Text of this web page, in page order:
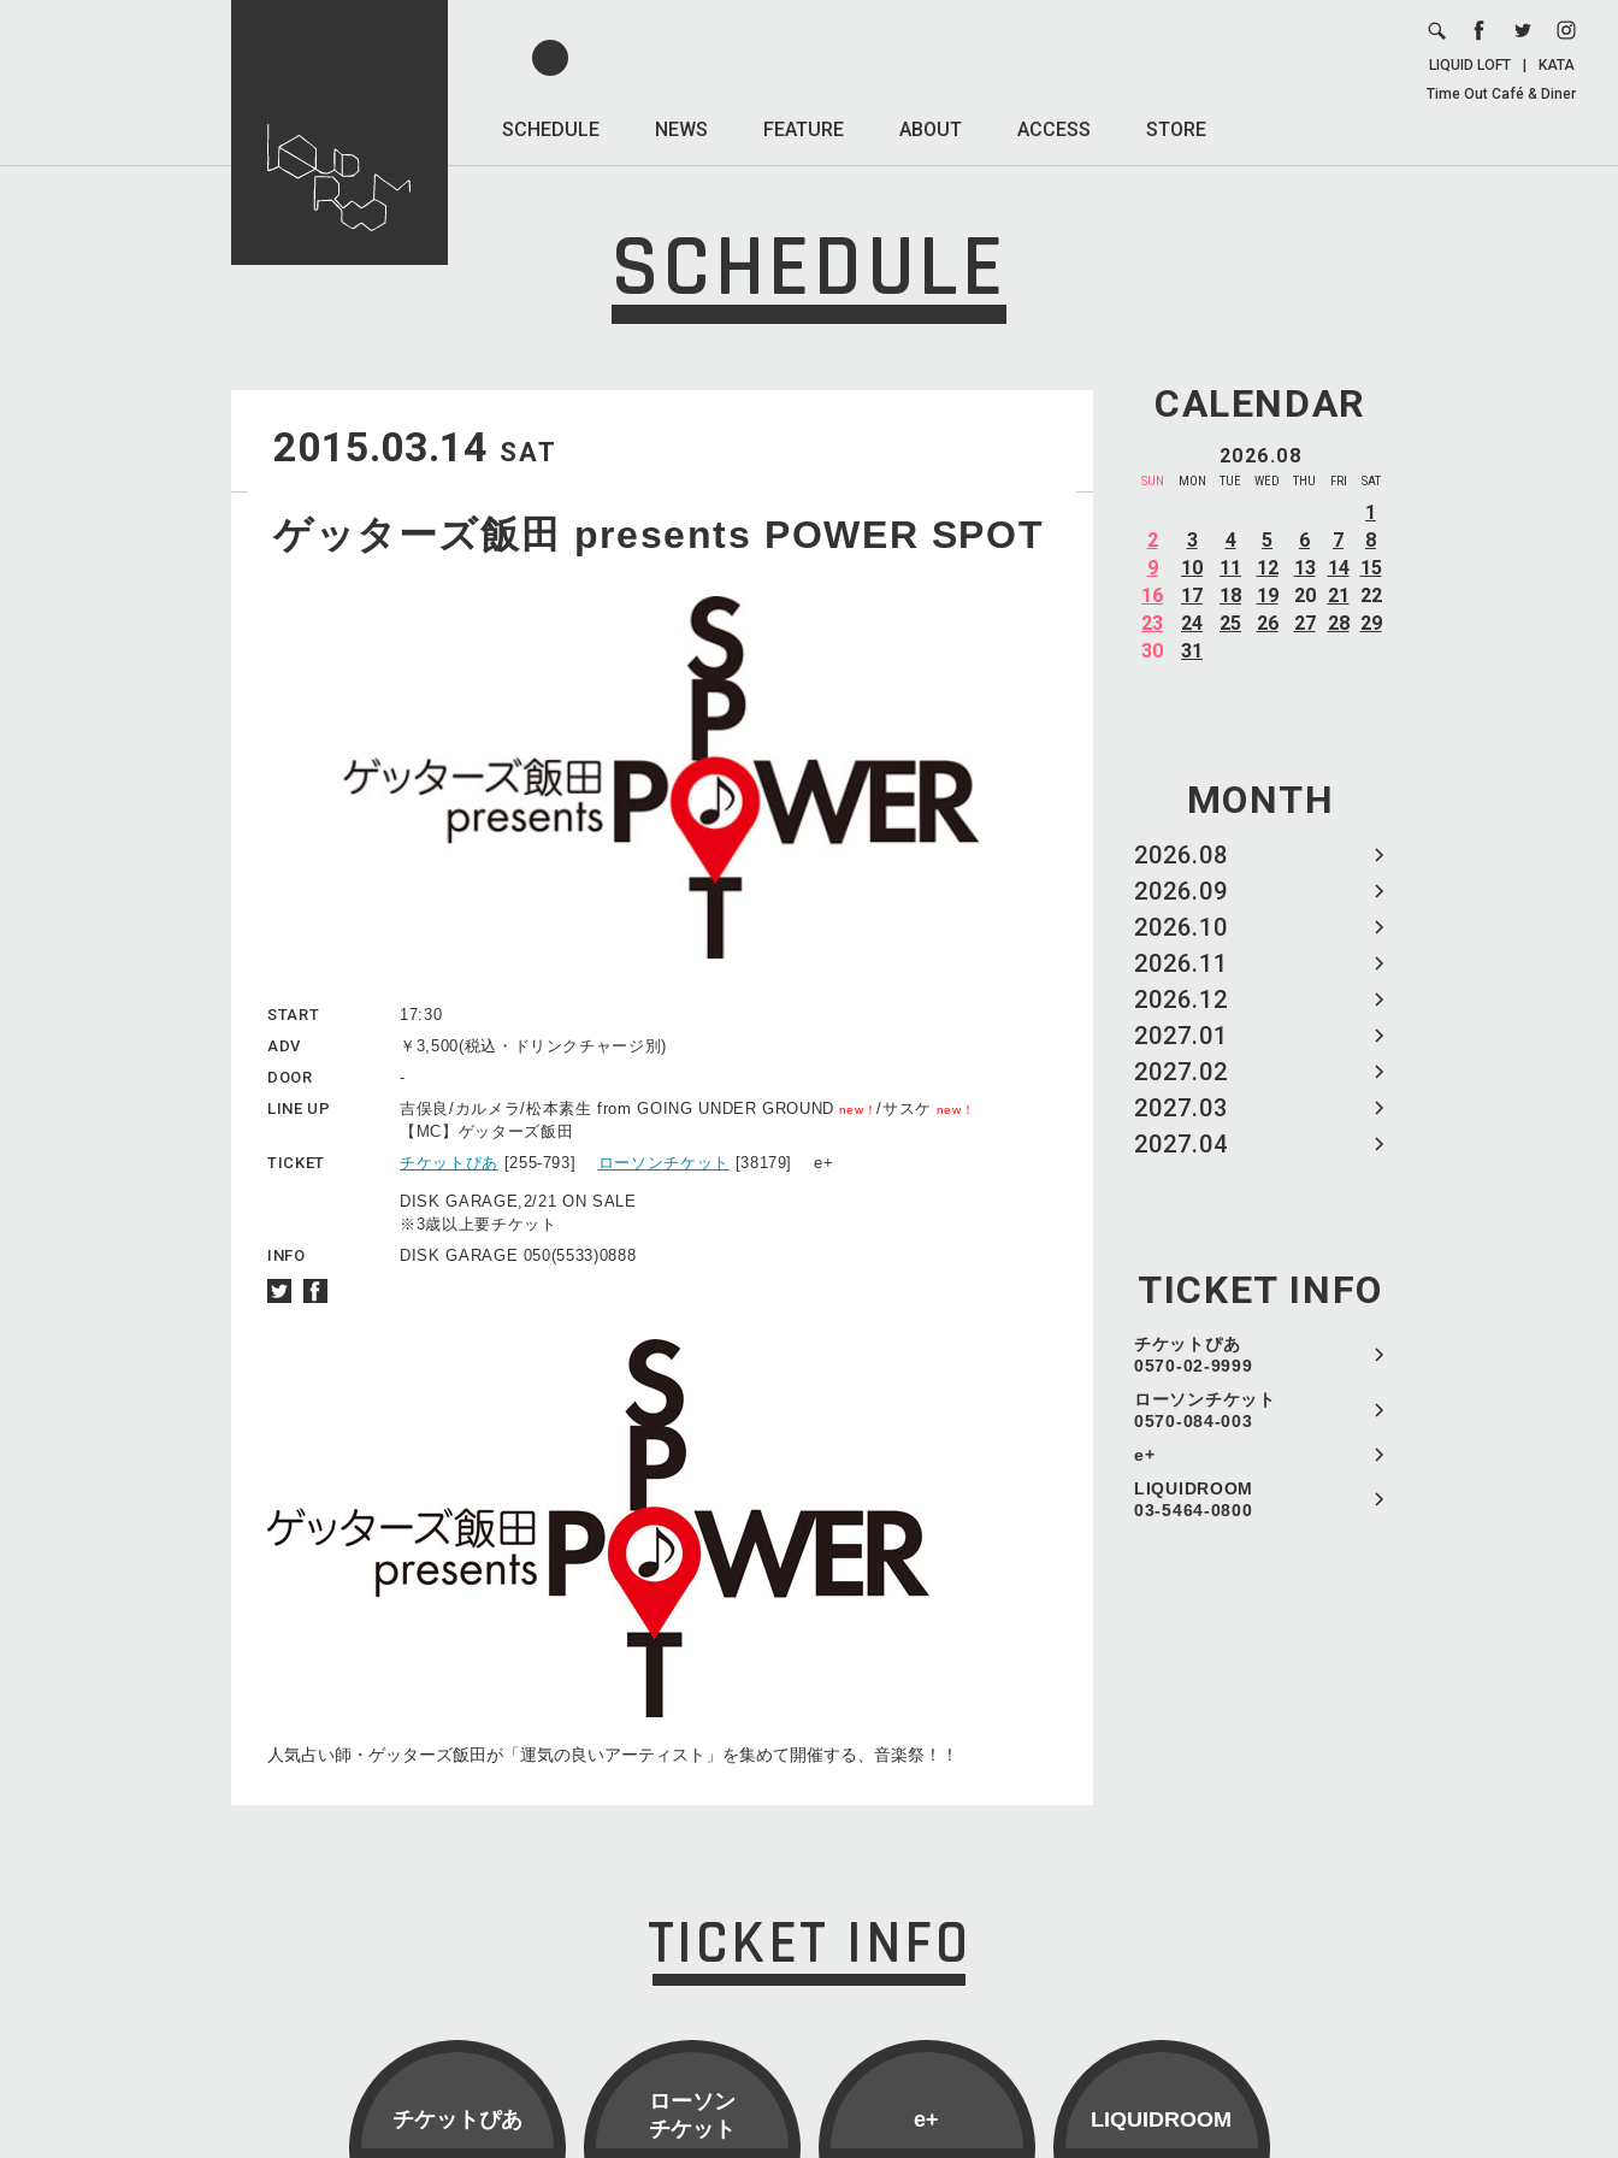
SCHEDULE NEWS FEATURE ABOUT ACCESS STORE
LIQUID LOFT
KATA
Time Out Café & Diner
SCHEDULE
CALENDAR
2026.08
SUN MON TUE WED THU FRI SAT
1
2
3 4 5 6 7
8
9
10 11 12 13 14 15
16
17 18 19 20 21
22
23
24 25 26 27 28 29
30
31
MONTH
2026.08
2026.09
2026.10
2026.11
2026.12
2027.01
2027.02
2027.03
2027.04
TICKET INFO
チケットぴあ
0570-02-9999
ローソンチケット
0570-084-003
e+
LIQUIDROOM
03-5464-0800
2015.03.14 SAT
ゲッターズ飯田 presents POWER SPOT
START
17:30
ADV
￥3,500(税込・ドリンクチャージ別)
DOOR
-
LINE UP
吉俣良/カルメラ/松本素生 from GOING UNDER GROUND new！/サスケ new！
【MC】ゲッターズ飯田
TICKET
チケットぴあ [255-793] ローソンチケット [38179] e+
DISK GARAGE,2/21 ON SALE
※3歳以上要チケット
INFO
DISK GARAGE 050(5533)0888
人気占い師・ゲッターズ飯田が「運気の良いアーティスト」を集めて開催する、音楽祭！！
TICKET INFO
チケットぴあ
ローソン
チケット
e+ LIQUIDROOM